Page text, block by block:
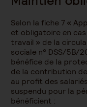
Selon la fiche 7 «
et obligatoire en
travail » de la
sociale n° DSS/5B/
bénéfice de la
de la contribution
au profit des
suspendu pour la
bénéficient :